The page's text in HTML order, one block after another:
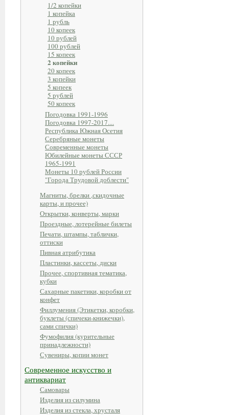
1/2 копейки
1 копейка
1 рубль
10 копеек
10 рублей
100 рублей
15 копеек
2 копейки
20 копеек
3 копейки
5 копеек
5 рублей
50 копеек
Погодовка 1991-1996
Погодовка 1997-2017....
Республика Южная Осетия
Серебряные монеты
Современные монеты
Юбилейные монеты СССР
1965-1991
Монеты 10 рублей России
"Города Трудовой доблести"
Магниты, брелки ,скидочные
карты, и прочее)
Открытки, конверты, марки
Проездные, лотерейные билеты
Печати, штампы, таблички,
оттиски
Пивная атрибутика
Пластинки, кассеты, диски
Прочее, спортивная тематика,
кубки
Сахарные пакетики, коробки от
конфет
Филлумения (Этикетки, коробки,
буклеты (спичеки-книжечки),
сами спички)
Фумофилия (курительные
принадлежности)
Сувениры, копии монет
Современное искусство и
антиквариат
Самовары
Изделия из силумина
Изделия из стекла, хрусталя